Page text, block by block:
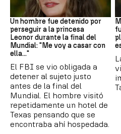
Mundial 2026
Un hombre fue detenido por
perseguir a la princesa
Leonor durante la final del
Mundial: "Me voy a casar con
ella..."
El FBI se vio obligada a
detener al sujeto justo
antes de la final del
Mundial. El hombre visitó
repetidamente un hotel de
Texas pensando que se
encontraba ahí hospedada.